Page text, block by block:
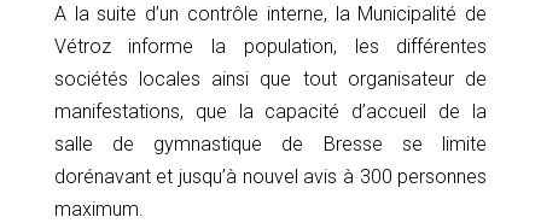
A la suite d’un contrôle interne, la Municipalité de
Vétroz informe la population, les différentes
sociétés locales ainsi que tout organisateur de
manifestations, que la capacité d’accueil de la
salle de gymnastique de Bresse se limite
dorénavant et jusqu’à nouvel avis à 300 personnes
maximum.